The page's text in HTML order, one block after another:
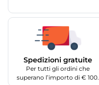
Spedizioni gratuite
Per tutti gli ordini che
superano l’importo di € 100.